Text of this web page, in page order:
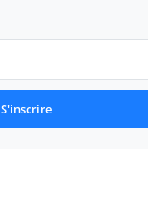
S'inscrire